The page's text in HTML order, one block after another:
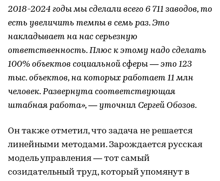
2018-2024 годы мы сделали всего 6 711 заводов, то
есть увеличить темпы в семь раз. Это
накладывает на нас серьезную
ответственность. Плюс к этому надо сделать
100% объектов социальной сферы — это 123
тыс. объектов, на которых работает 11 млн
человек. Развернута соответствующая
штабная работа», — уточнил Сергей Обозов.
Он также отметил, что задача не решается
линейными методами. Зарождается русская
модель управления — тот самый
созидательный труд, который упомянут в